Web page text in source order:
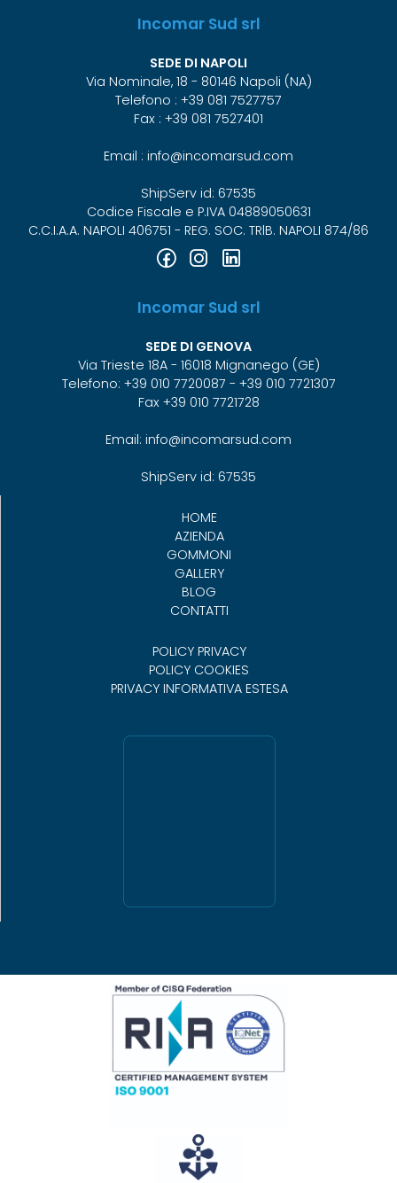
Incomar Sud srl
SEDE DI NAPOLI
Via Nominale, 18 - 80146 Napoli (NA)
Telefono : +39 081 7527757
Fax : +39 081 7527401
Email : info@incomarsud.com
ShipServ id: 67535
Codice Fiscale e P.IVA 04889050631
C.C.I.A.A. NAPOLI 406751 - REG. SOC. TRlB. NAPOLI 874/86
Incomar Sud srl
SEDE DI GENOVA
Via Trieste 18A - 16018 Mignanego (GE)
Telefono: +39 010 7720087 - +39 010 7721307
Fax +39 010 7721728
Email: info@incomarsud.com
ShipServ id: 67535
HOME
AZIENDA
GOMMONI
GALLERY
BLOG
CONTATTI
POLICY PRIVACY
POLICY COOKIES
PRIVACY INFORMATIVA ESTESA